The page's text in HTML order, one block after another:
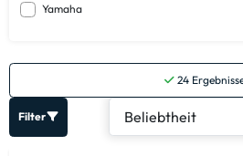
Yamaha
24
Filter